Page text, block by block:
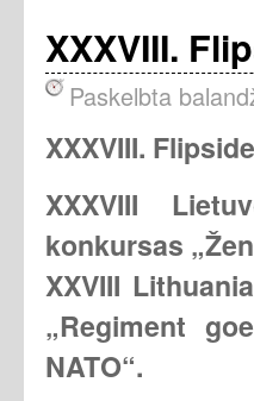
XXXVIII.
Paskelbta
XXXVIII.
XXXVIII
konkursas
XXVIII
„Regiment
NATO“.